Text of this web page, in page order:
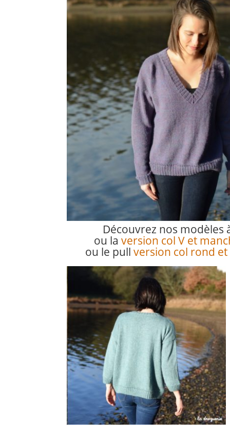
Découvrez nos modèles
ou la version col V et
ou le pull version col rond